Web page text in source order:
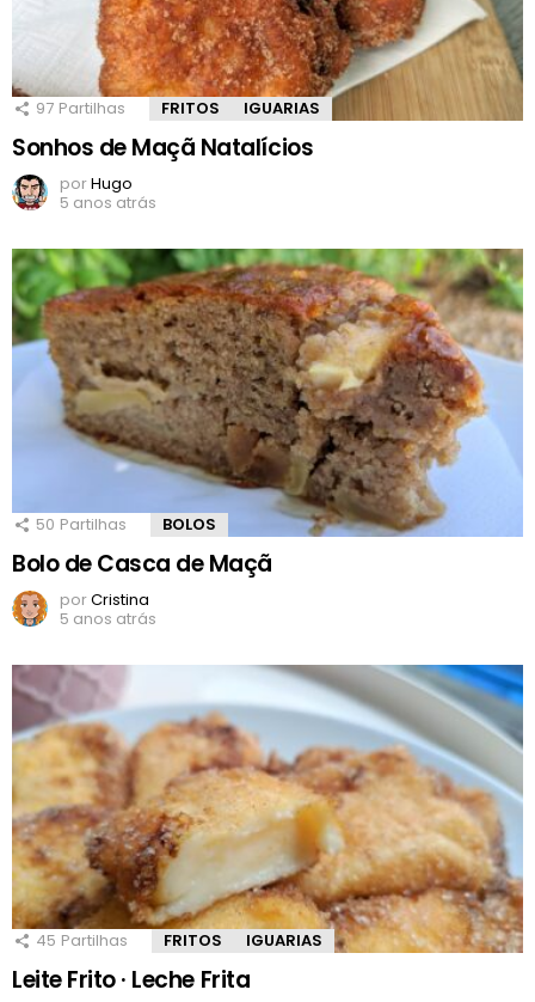
97 Partilhas FRITOS IGUARIAS
Sonhos de Maçã Natalícios
porHugo
5 anos atrás
50 Partilhas BOLOS
Bolo de Casca de Maçã
porCristina
5 anos atrás
45 Partilhas FRITOS IGUARIAS
Leite Frito · Leche Frita